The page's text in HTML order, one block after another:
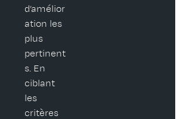
d’amélior
ation les
plus
pertinent
s. En
ciblant
les
critères